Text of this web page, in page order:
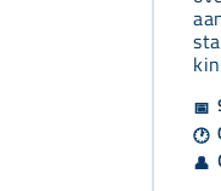
📅
🕐
👤